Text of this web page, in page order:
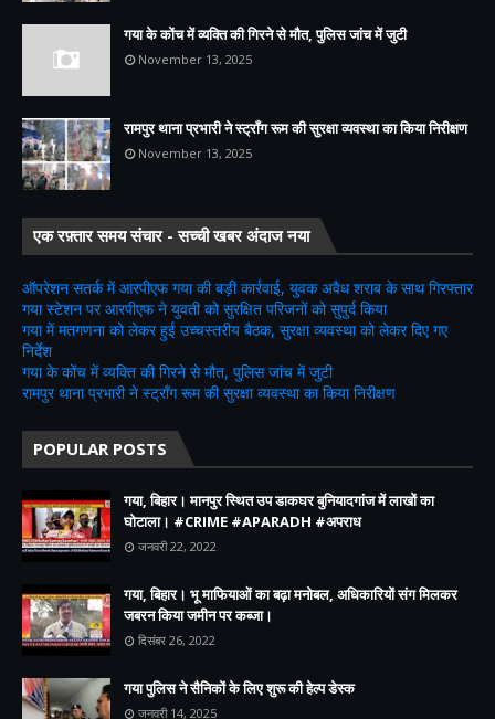
गया के कोंच में व्यक्ति की गिरने से मौत, पुलिस जांच में जुटी
November 13, 2025
रामपुर थाना प्रभारी ने स्ट्रॉंग रूम की सुरक्षा व्यवस्था का किया निरीक्षण
November 13, 2025
एक रफ़्तार समय संचार - सच्ची खबर अंदाज नया
ऑपरेशन सतर्क में आरपीएफ गया की बड़ी कार्रवाई, युवक अवैध शराब के साथ गिरफ्तार
गया स्टेशन पर आरपीएफ ने युवती को सुरक्षित परिजनों को सुपुर्द किया
गया में मतगणना को लेकर हुई उच्चस्तरीय बैठक, सुरक्षा व्यवस्था को लेकर दिए गए
निर्देश
गया के कोंच में व्यक्ति की गिरने से मौत, पुलिस जांच में जुटी
रामपुर थाना प्रभारी ने स्ट्रॉंग रूम की सुरक्षा व्यवस्था का किया निरीक्षण
POPULAR POSTS
गया, बिहार। मानपुर स्थित उप डाकघर बुनियादगांज में लाखों का
घोटाला। #CRIME #APARADH #अपराध
जनवरी 22, 2022
गया, बिहार। भू माफियाओं का बढ़ा मनोबल, अधिकारियों संग मिलकर
जबरन किया जमीन पर कब्जा।
दिसंबर 26, 2022
गया पुलिस ने सैनिकों के लिए शुरू की हेल्प डेस्क
जनवरी 14, 2025